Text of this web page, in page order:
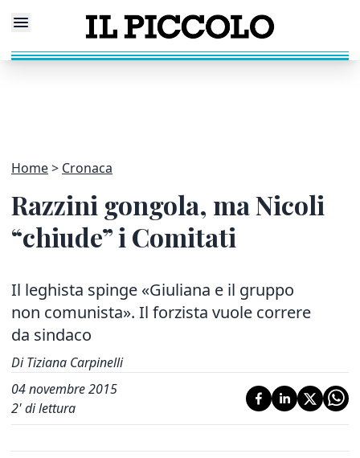
Home Cronaca
Razzini gongola, ma Nicoli
“chiude” i Comitati
Il leghista spinge «Giuliana e il gruppo
non comunista». Il forzista vuole correre
da sindaco
Di Tiziana Carpinelli
04 novembre 2015
2' di lettura